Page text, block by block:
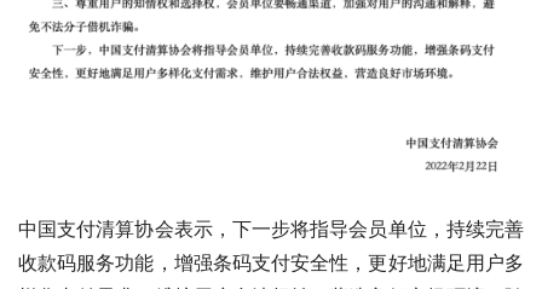
中国支付清算协会表示，下一步将指导会员单位，持续完善
收款码服务功能，增强条码支付安全性，更好地满足用户多